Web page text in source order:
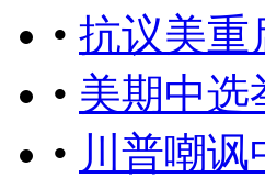
• 抗议美重
• 美期中选
• 川普嘲